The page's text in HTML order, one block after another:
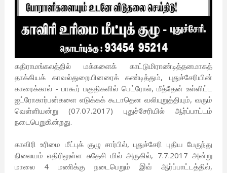
கதிராமங்கலத்தில் மக்களைக் காட்டுமிராண்டித்தனமாகத்
தாக்கியக் காவல்துறையினரைக் கண்டித்தும், புதுச்சேரியின்
காரைக்கால் - பாகூர் பகுதிகளில் பெட்ரோல், மீத்தேன் உள்ளிட்ட
ஐட்ரோகார்பன்களை எடுக்கக் கூடாதென வலியுறுத்தியும், வரும்
வெள்ளியன்று (07.07.2017) புதுச்சேரியில் ஆர்ப்பாட்டம்
நடைபெறுகின்றது.
காவிரி உரிமை மீட்புக் குழு சார்பில், புதுச்சேரி புதிய பேருந்து
நிலையம் எதிரிலுள்ள சுதேசி மில் அருகில், 7.7.2017 அன்று
மாலை 4 மணிக்கு நடைபெறும் இவ் ஆர்ப்பாட்டத்தில்,